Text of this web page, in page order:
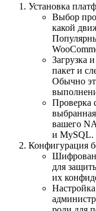
Установка
Выбор
какой
Загрузка
пакет и
Обычно
Проверка
вашего
и MySQL.
Конфигурация
для
их